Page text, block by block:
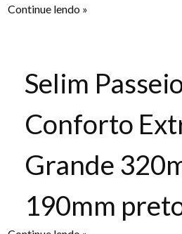
Continue lendo »
Selim
Conforto
Grande
190mm